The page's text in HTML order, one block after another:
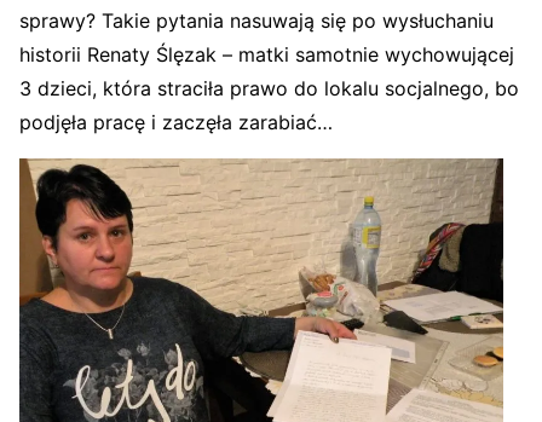
sprawy? Takie pytania nasuwają się po wysłuchaniu
historii Renaty Ślęzak – matki samotnie wychowującej
3 dzieci, która straciła prawo do lokalu socjalnego, bo
podjęła pracę i zaczęła zarabiać…